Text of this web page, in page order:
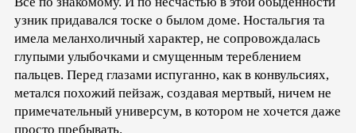
узник придавался тоске о былом доме. Ностальгия та
имела меланхоличный характер, не сопровождалась
глупыми улыбочками и смущенным тереблением
пальцев. Перед глазами испуганно, как в конвульсиях,
метался похожий пейзаж, создавая мертвый, ничем не
примечательный универсум, в котором не хочется даже
просто пребывать.